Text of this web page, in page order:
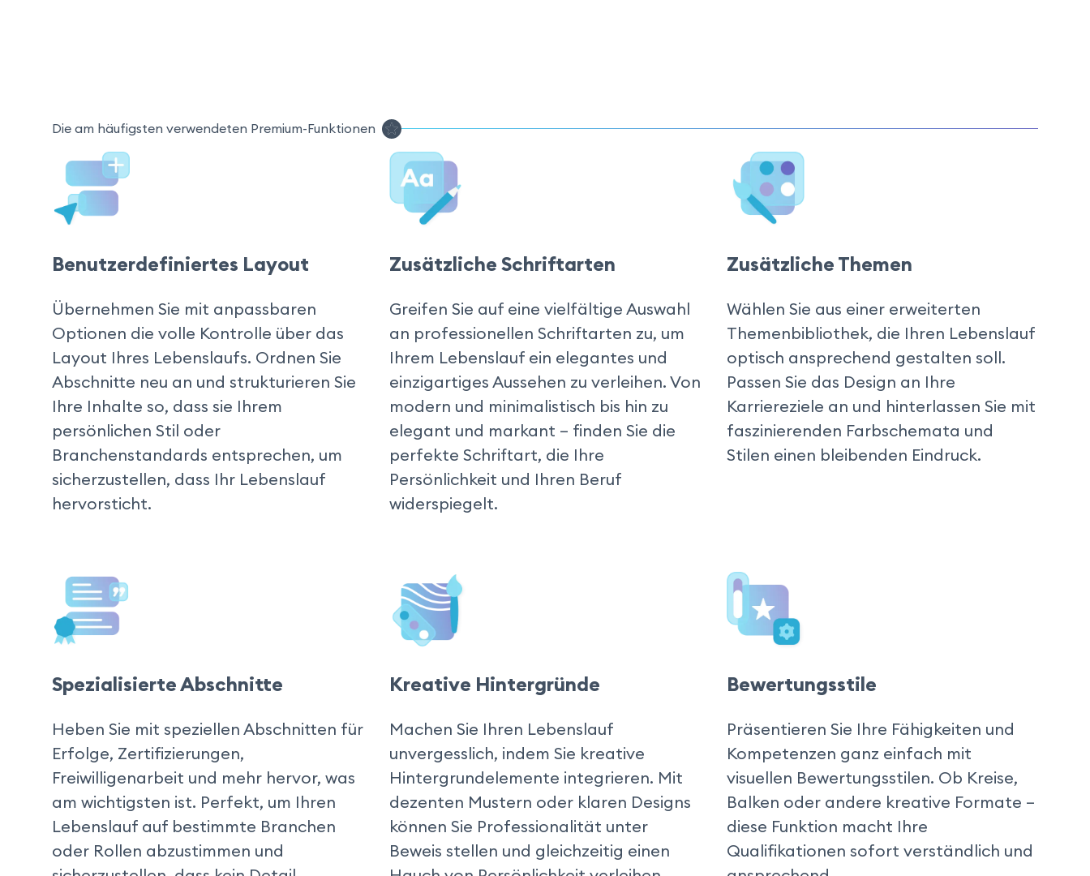
Die am häufigsten verwendeten Premium-Funktionen
Benutzerdefiniertes Layout
Übernehmen Sie mit anpassbaren
Optionen die volle Kontrolle über das
Layout Ihres Lebenslaufs. Ordnen Sie
Abschnitte neu an und strukturieren Sie
Ihre Inhalte so, dass sie Ihrem
persönlichen Stil oder
Branchenstandards entsprechen, um
sicherzustellen, dass Ihr Lebenslauf
hervorsticht.
Zusätzliche Schriftarten
Greifen Sie auf eine vielfältige Auswahl
an professionellen Schriftarten zu, um
Ihrem Lebenslauf ein elegantes und
einzigartiges Aussehen zu verleihen. Von
modern und minimalistisch bis hin zu
elegant und markant – finden Sie die
perfekte Schriftart, die Ihre
Persönlichkeit und Ihren Beruf
widerspiegelt.
Zusätzliche Themen
Wählen Sie aus einer erweiterten
Themenbibliothek, die Ihren Lebenslauf
optisch ansprechend gestalten soll.
Passen Sie das Design an Ihre
Karriereziele an und hinterlassen Sie mit
faszinierenden Farbschemata und
Stilen einen bleibenden Eindruck.
Spezialisierte Abschnitte
Heben Sie mit speziellen Abschnitten für
Erfolge, Zertifizierungen,
Freiwilligenarbeit und mehr hervor, was
am wichtigsten ist. Perfekt, um Ihren
Lebenslauf auf bestimmte Branchen
oder Rollen abzustimmen und
Kreative Hintergründe
Machen Sie Ihren Lebenslauf
unvergesslich, indem Sie kreative
Hintergrundelemente integrieren. Mit
dezenten Mustern oder klaren Designs
können Sie Professionalität unter
Beweis stellen und gleichzeitig einen
Bewertungsstile
Präsentieren Sie Ihre Fähigkeiten und
Kompetenzen ganz einfach mit
visuellen Bewertungsstilen. Ob Kreise,
Balken oder andere kreative Formate –
diese Funktion macht Ihre
Qualifikationen sofort verständlich und